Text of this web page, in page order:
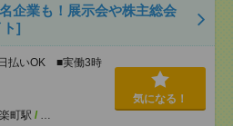
企業も！展示会や株主総会
]
払いOK ■実働3時
町駅 / …
気になる！